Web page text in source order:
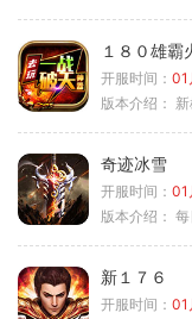
１８０雄霸
开服时间： 01
版本介绍：
奇迹冰雪
开服时间： 01
版本介绍：
新１７６
开服时间： 01